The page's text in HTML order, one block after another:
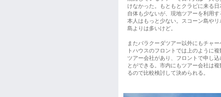
けなかった。もともとクラビに来る日
自体も少ないが、現地ツアーを利用す
本人はもっと少ない。スコーン島やリ
島よりは多いけど。
またバラクーダツアー以外にもチャー
トハウスのフロントでは上のように複
ツアー会社があり、フロントで申し込
とができる。市内にもツアー会社は複
るので比較検討して決められる。